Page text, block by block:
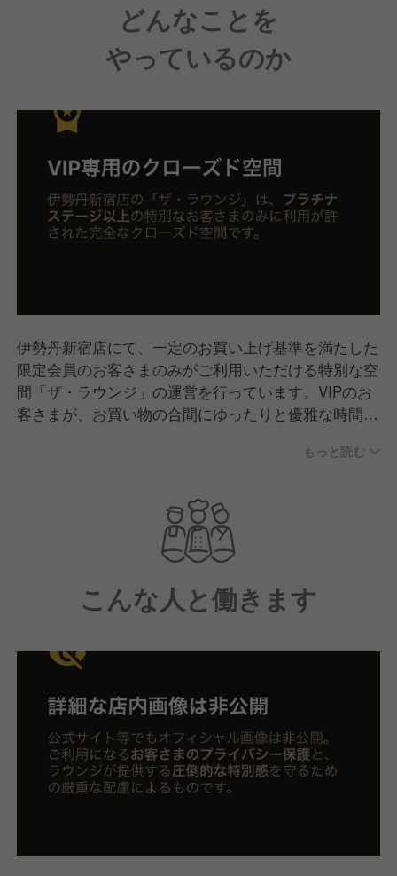
どんなことを
やっているのか
伊勢丹新宿店にて、一定のお買い上げ基準を満たした
限定会員のお客さまのみがご利用いただける特別な空
間「ザ・ラウンジ」の運営を行っています。VIPのお
客さまが、お買い物の合間にゆったりと優雅な時間を
もっと読む
こんな人と働きます